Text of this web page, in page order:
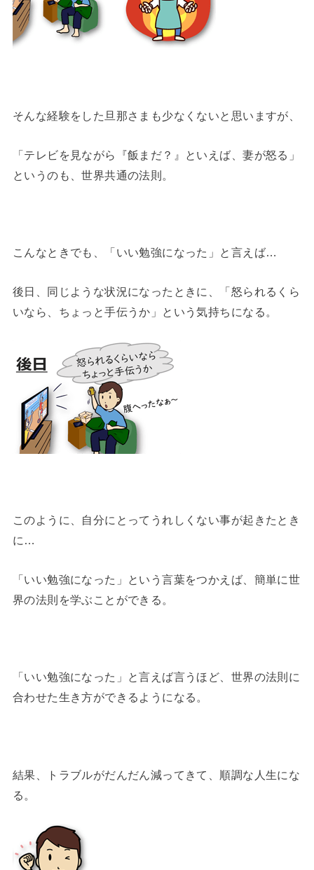
そんな経験をした旦那さまも少なくないと思いますが、
「テレビを見ながら『飯まだ？』といえば、妻が怒る」
というのも、世界共通の法則。
こんなときでも、「いい勉強になった」と言えば…
後日、同じような状況になったときに、「怒られるくら
いなら、ちょっと手伝うか」という気持ちになる。
このように、自分にとってうれしくない事が起きたとき
に…
「いい勉強になった」という言葉をつかえば、簡単に世
界の法則を学ぶことができる。
「いい勉強になった」と言えば言うほど、世界の法則に
合わせた生き方ができるようになる。
結果、トラブルがだんだん減ってきて、順調な人生にな
る。